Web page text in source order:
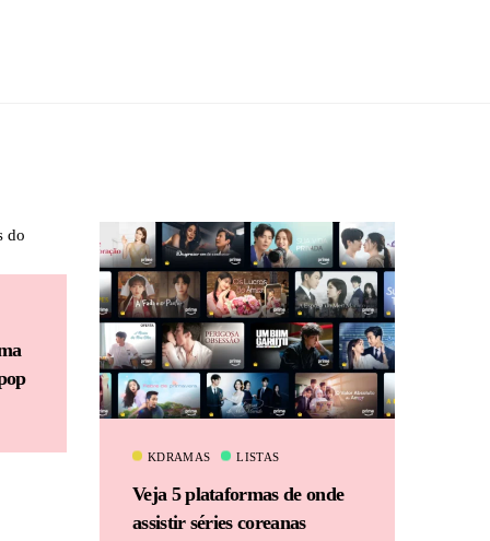
KDRAMAS LISTAS
Veja 5 plataformas de onde
assistir séries coreanas